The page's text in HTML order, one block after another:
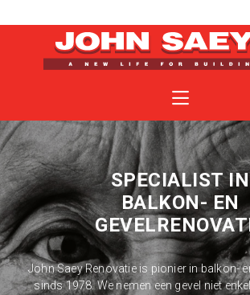
Over John Saey renovatie
Specialiteiten
Facelifts
Nieuws
Contact
Offerte
SPECIALIST IN
BALKON- EN
John Saey Renovatie is pionier in balkon-
sinds 1978. We nemen een gevel niet